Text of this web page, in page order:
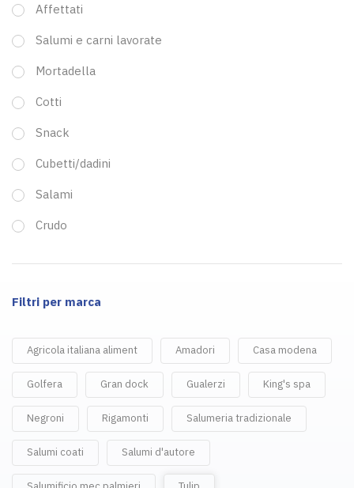
Affettati
Salumi e carni lavorate
Mortadella
Cotti
Snack
Cubetti/dadini
Salami
Crudo
Filtri per marca
Agricola italiana aliment Amadori Casa modena
Golfera Gran dock Gualerzi King's spa
Negroni Rigamonti Salumeria tradizionale
Salumi coati Salumi d'autore